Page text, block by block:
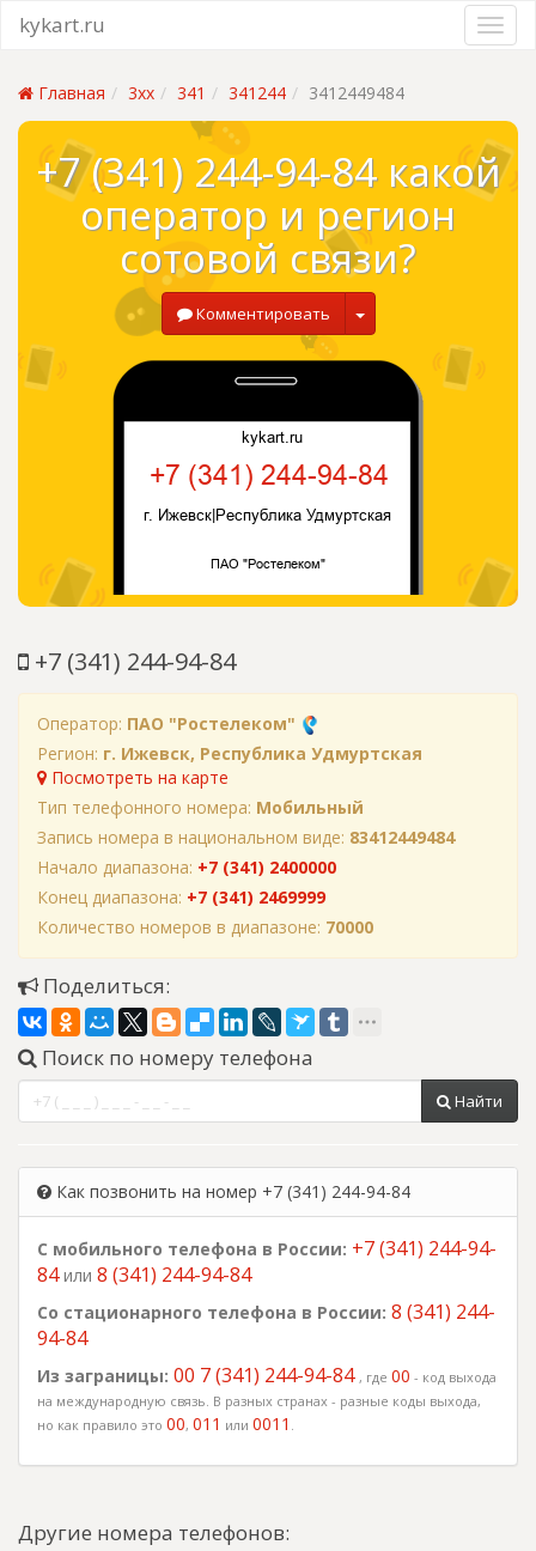
kykart.ru
Главная 3xx 341 341244 3412449484
+7 (341) 244-94-84 какой
оператор и регион
сотовой связи?
Комментировать
+7 (341) 244-94-84
Оператор: ПАО "Ростелеком"
Регион: г. Ижевск, Республика Удмуртская
Посмотреть на карте
Тип телефонного номера: Мобильный
Запись номера в национальном виде: 83412449484
Начало диапазона: +7 (341) 2400000
Конец диапазона: +7 (341) 2469999
Количество номеров в диапазоне: 70000
Поделиться:
Поиск по номеру телефона
Найти
Как позвонить на номер +7 (341) 244-94-84
С мобильного телефона в России: +7 (341) 244-94-
84или 8 (341) 244-94-84
Со стационарного телефона в России: 8 (341) 244-
94-84
Из заграницы: 00 7 (341) 244-94-84 , где 00 - код выхода
на международную связь. В разных странах - разные коды выхода,
но как правило это 00, 011 или 0011 .
Другие номера телефонов: